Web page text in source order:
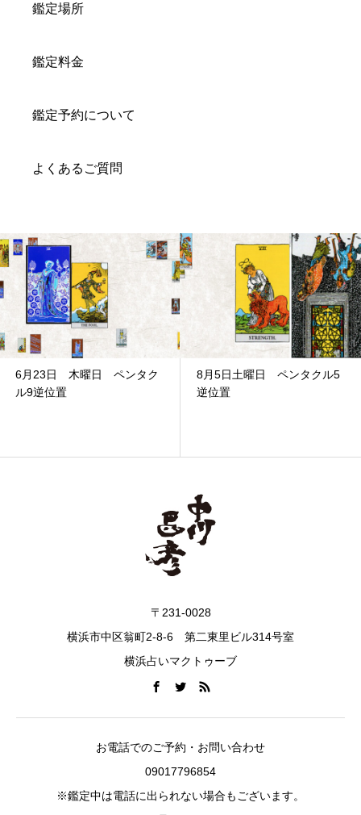
鑑定場所
鑑定料金
鑑定予約について
よくあるご質問
8月5日土曜日 ペンタクル5
逆位置
2024年11月10日 土曜日
ワンド8逆位置
〒231-0028
横浜市中区翁町2-8-6 第二東里ビル314号室
横浜占いマクトゥーブ
お電話でのご予約・お問い合わせ
09017796854
※鑑定中は電話に出られない場合もございます。